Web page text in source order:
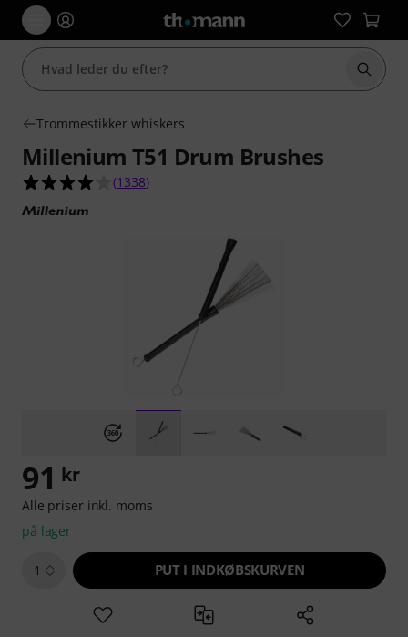
Start
Trommestikker whiskers
Millenium T51 Drum Brushes
4.1 ud af 5 stjerner fra 1338 kundebedømmelser
(1338)
91 kr
Alle priser inkl. moms
på lager
1 PUT I INDKØBSKURVEN